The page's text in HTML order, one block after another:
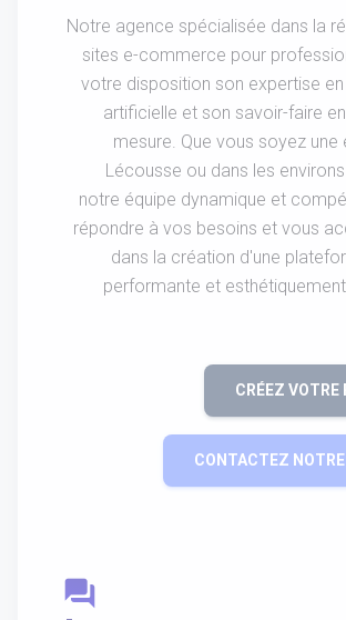
Notre agence spécialisée dans la
sites e-commerce pour
votre disposition son expertise
artificielle et son savoir-faire
mesure. Que vous soyez une
Lécousse ou dans les
notre équipe dynamique et
répondre à vos besoins et vous
dans la création d'une
performante et
CRÉEZ VOTRE
CONTACTEZ
question_answer